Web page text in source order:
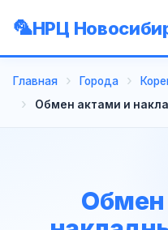
НРЦ
Главная Города
Обмен актами и
Обмен